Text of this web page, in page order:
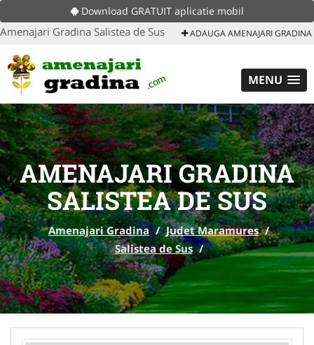
Download GRATUIT aplicatie mobil
Amenajari Gradina Salistea de Sus ADAUGA AMENAJARI GRADINA
MENU
AMENAJARI GRADINA
SALISTEA DE SUS
Amenajari Gradina / Judet Maramures /
Salistea de Sus /